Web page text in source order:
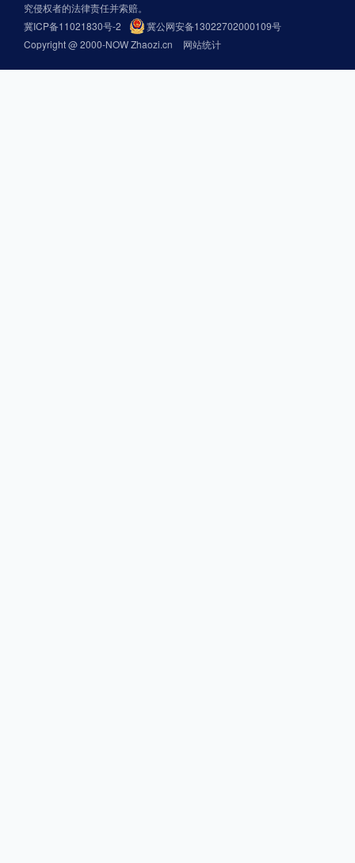
究侵权者的法律责任并索赔。
冀ICP备11021830号-2
冀公网安备13022702000109号
Copyright @ 2000-NOW Zhaozi.cn
网站统计